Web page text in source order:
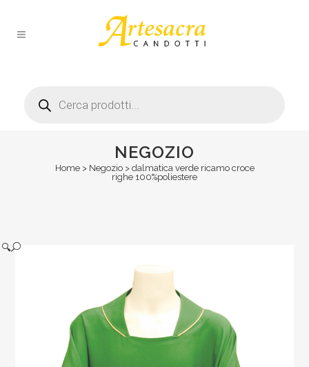
search
NEGOZIO
Home> Negozio> dalmatica verde ricamo croce
righe 100%poliestere
🔍